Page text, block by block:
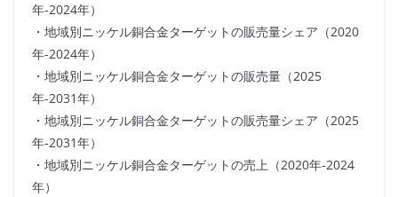
年-2024年）
・地域別ニッケル銅合金ターゲットの販売量シェア（2020
年-2024年）
・地域別ニッケル銅合金ターゲットの販売量（2025
年-2031年）
・地域別ニッケル銅合金ターゲットの販売量シェア（2025
年-2031年）
・地域別ニッケル銅合金ターゲットの売上（2020年-2024
年）